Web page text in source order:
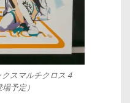
スマルチクロス４
場予定）